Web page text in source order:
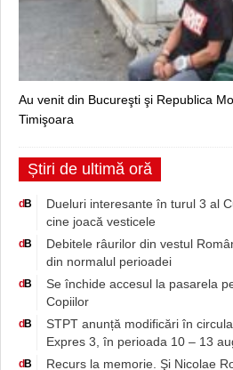
Au venit din Bucureşti şi Republica
Timişoara
Știri de ultimă oră
dB
Dueluri interesante în turul 3 al
cine joacă vesticele
dB
Debitele râurilor din vestul
din normalul perioadei
dB
Se închide accesul la pasarela
Copiilor
dB
STPT anunță modificări în
Expres 3, în perioada 10 – 13
dB
Recurs la memorie. Şi Nicolae